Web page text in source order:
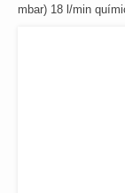
mbar) 18 l/min